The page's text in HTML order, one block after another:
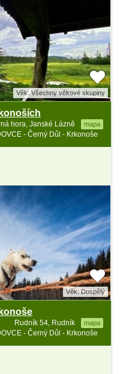
Věk: Všechny věkové skupiny
hora, Janské Lázně mapa
- Černý Důl - Krkonoše
Věk: Dospělý
Rudník 54, Rudník mapa
- Černý Důl - Krkonoše